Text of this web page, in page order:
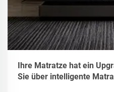
Ihre Matratze hat ein
Sie über intelligente